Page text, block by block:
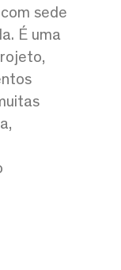
sede
É uma